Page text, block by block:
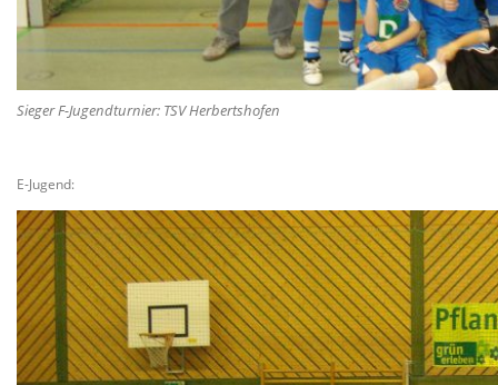
Sieger F-Jugendturnier: TSV Herbertshofen
E-Jugend: